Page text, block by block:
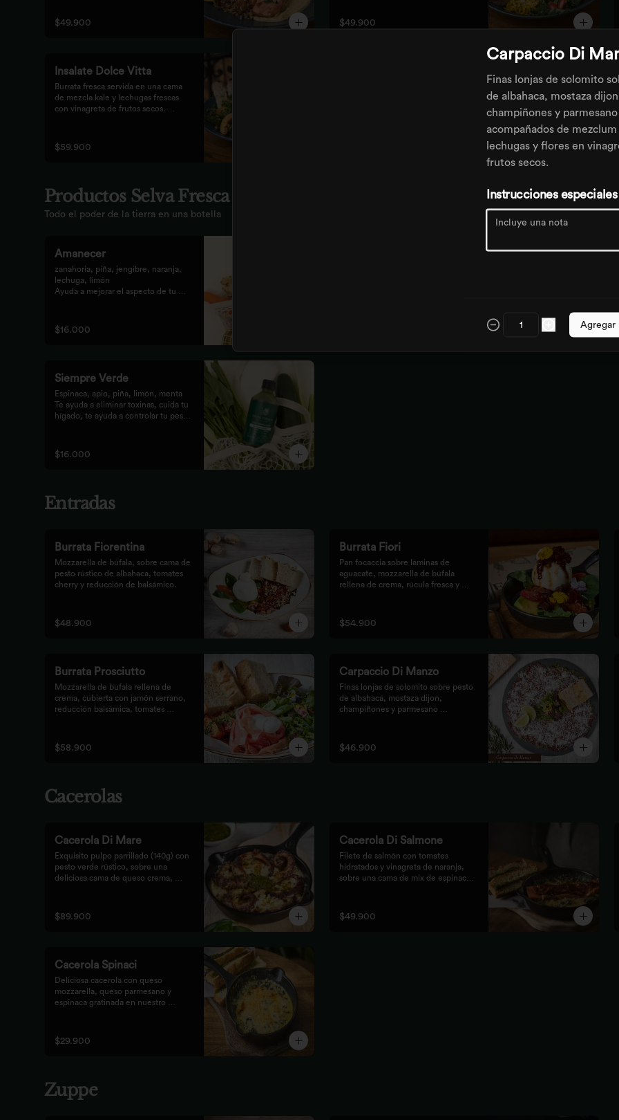
proteína favorita.
$49.900
favorita.
$49.900
Insalate Dolce Vitta
Burrata fresca servida en una cama
de mezcla kale y lechugas frescas
con vinagreta de frutos secos.
secos, finalizada con bastones de
pan de masa madre al grill.
$59.900
Productos Selva Fresca
Todo el poder de la tierra en una botella
Amanecer
zanahoria, piña, jengibre, naranja,
lechuga, limón
Ayuda a mejorar el aspecto de tu
antioxidante para tus celular
$16.000
Siempre Verde
Espinaca, apio, piña, limón, menta
Te ayuda a eliminar toxinas, cuida tu
hígado, te ayuda a controlar tu peso
$16.000
Entradas
Burrata Fiorentina
Mozzarella de búfala, sobre cama de
pesto rústico de albahaca, tomates
cherry y reducción de balsámico.
$48.900
Burrata Fiori
Pan focaccia sobre láminas de
aguacate, mozzarella de búfala
rellena de crema, rúcula fresca y
$54.900
Burrata Prosciutto
Mozzarella de bufala rellena de
crema, cubierta con jamón serrano,
reducción balsámica, tomates
focaccia.
$58.900
Carpaccio Di Manzo
Finas lonjas de solomito sobre pesto
de albahaca, mostaza dijon,
champiñones y parmesano
frutos secos.
$46.900
Cacerolas
Cacerola Di Mare
Exquisito pulpo parrillado (140g) con
pesto verde rústico, sobre una
deliciosa cama de queso crema,
acompañado de pan focaccia.
$89.900
Cacerola Di Salmone
Filete de salmón con tomates
hidratados y vinagreta de naranja,
sobre una cama de mix de espinaca
rústico.
$49.900
Cacerola Spinaci
Deliciosa cacerola con queso
mozzarella, queso parmesano y
espinaca gratinada en nuestro
$29.900
Zuppe
Carpaccio Di
Finas lonjas de solomito
de albahaca, mostaza
champiñones y parmesano
acompañados de mezclum
lechugas y flores en
frutos secos.
Instrucciones especiales
Agregar